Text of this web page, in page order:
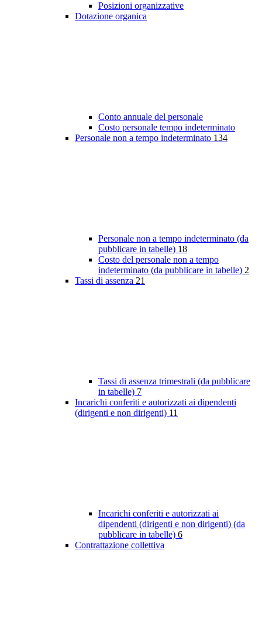
Posizioni organizzative
Dotazione organica
Conto annuale del personale
Costo personale tempo indeterminato
Personale non a tempo indeterminato 134
Personale non a tempo indeterminato (da
pubblicare in tabelle) 18
Costo del personale non a tempo
indeterminato (da pubblicare in tabelle) 2
Tassi di assenza 21
Tassi di assenza trimestrali (da pubblicare
in tabelle) 7
Incarichi conferiti e autorizzati ai dipendenti
(dirigenti e non dirigenti) 11
Incarichi conferiti e autorizzati ai
dipendenti (dirigenti e non dirigenti) (da
pubblicare in tabelle) 6
Contrattazione collettiva